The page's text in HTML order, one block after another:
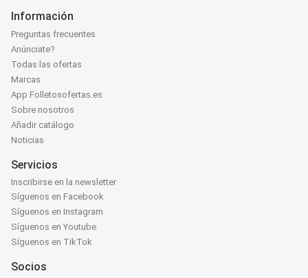
Información
Preguntas frecuentes
Anúnciate?
Todas las ofertas
Marcas
App Folletosofertas.es
Sobre nosotros
Añadir catálogo
Noticias
Servicios
Inscribirse en la newsletter
Síguenos en Facebook
Síguenos en Instagram
Síguenos en Youtube
Síguenos en TikTok
Socios